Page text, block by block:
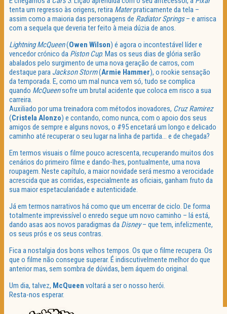
tenta um regresso às origens, retira Materpraticamente da tela –
assim como a maioria das personagens de Radiator Springs– e arrisca
com a sequela que deveria ter feito à meia dúzia de anos.
Lightning McQueen(Owen Wilson) é agora o incontestável líder e
vencedor crónico da Piston Cup. Mas os seus dias de glória serão
abalados pelo surgimento de uma nova geração de carros, com
destaque para Jackson Storm(Armie Hammer), o rookie sensação
da temporada. E, como um mal nunca vem só, tudo se complica
quando McQueensofre um brutal acidente que coloca em risco a sua
carreira.
Auxiliado por uma treinadora com métodos inovadores, Cruz Ramirez
(Cristela Alonzo) e contando, como nunca, com o apoio dos seus
amigos de sempre e alguns novos, o #95 encetará um longo e delicado
caminho até recuperar o seu lugar na linha de partida… e de chegada?
Em termos visuais o filme pouco acrescenta, recuperando muitos dos
cenários do primeiro filme e dando-lhes, pontualmente, uma nova
roupagem. Neste capítulo, a maior novidade será mesmo a verocidade
acrescida que as corridas, especialmente as oficiais, ganham fruto da
sua maior espetacularidade e autenticidade.
Já em termos narrativos há como que um encerrar de ciclo. De forma
totalmente imprevissível o enredo segue um novo caminho – lá está,
dando asas aos novos paradigmas da Disney– que tem, infelizmente,
os seus prós e os seus contras.
Fica a nostalgia dos bons velhos tempos. Os que o filme recupera. Os
que o filme não consegue superar. É indiscutivelmente melhor do que
anterior mas, sem sombra de dúvidas, bem áquem do original.
Um dia, talvez, McQueen voltará a ser o nosso herói.
Resta-nos esperar.